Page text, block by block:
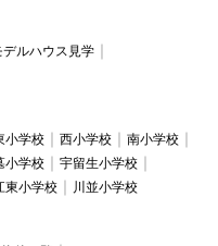
デルハウス見学
小学校 西小学校
南小学校
小学校
宇留生小学校
東小学校 川並小学校